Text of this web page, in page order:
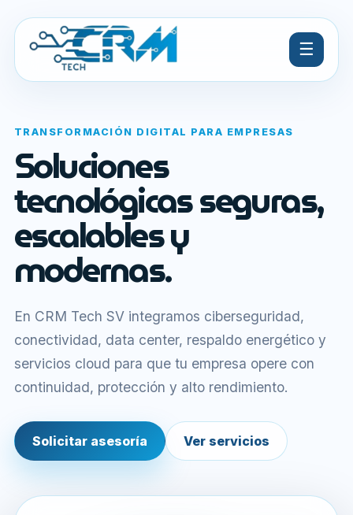
☰
TRANSFORMACIÓN DIGITAL PARA EMPRESAS
Soluciones
tecnológicas seguras,
escalables y
modernas.
En CRM Tech SV integramos ciberseguridad,
conectividad, data center, respaldo energético y
servicios cloud para que tu empresa opere con
continuidad, protección y alto rendimiento.
Solicitar asesoría Ver servicios